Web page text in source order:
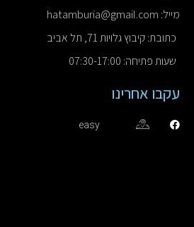
מייל: hatamburia@gmail.com
כתובת: קיבוץ גלויות 71, תל אביב
שעות פתיחה: 07:30-17:00
עקבו אחרינו
easy